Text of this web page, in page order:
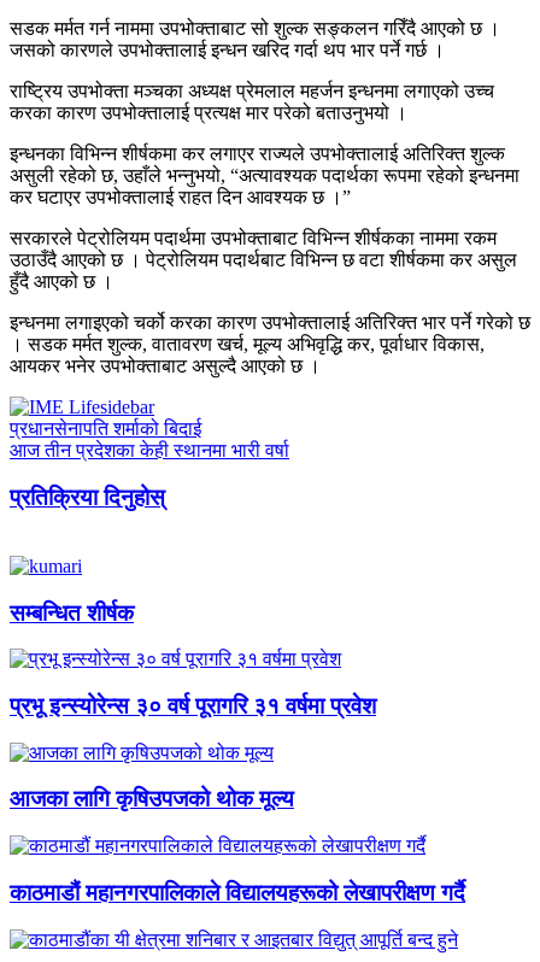
सडक मर्मत गर्न नाममा उपभोक्ताबाट सो शुल्क सङ्कलन गरिँदै आएको छ ।
जसको कारणले उपभोक्तालाई इन्धन खरिद गर्दा थप भार पर्ने गर्छ ।
राष्ट्रिय उपभोक्ता मञ्चका अध्यक्ष प्रेमलाल महर्जन इन्धनमा लगाएको उच्च
करका कारण उपभोक्तालाई प्रत्यक्ष मार परेको बताउनुभयो ।
इन्धनका विभिन्न शीर्षकमा कर लगाएर राज्यले उपभोक्तालाई अतिरिक्त शुल्क
असुली रहेको छ, उहाँले भन्नुभयो, “अत्यावश्यक पदार्थका रूपमा रहेको इन्धनमा
कर घटाएर उपभोक्तालाई राहत दिन आवश्यक छ ।”
सरकारले पेट्रोलियम पदार्थमा उपभोक्ताबाट विभिन्न शीर्षकका नाममा रकम
उठाउँदै आएको छ । पेट्रोलियम पदार्थबाट विभिन्न छ वटा शीर्षकमा कर असुल
हुँदै आएको छ ।
इन्धनमा लगाइएको चर्को करका कारण उपभोक्तालाई अतिरिक्त भार पर्ने गरेको छ
। सडक मर्मत शुल्क, वातावरण खर्च, मूल्य अभिवृद्धि कर, पूर्वाधार विकास,
आयकर भनेर उपभोक्ताबाट असुल्दै आएको छ ।
प्रधानसेनापति शर्माको बिदाई
आज तीन प्रदेशका केही स्थानमा भारी वर्षा
प्रतिक्रिया दिनुहोस्
सम्बन्धित शीर्षक
प्रभू इन्स्योरेन्स ३० वर्ष पूरागरि ३१ वर्षमा प्रवेश
आजका लागि कृषिउपजको थोक मूल्य
काठमाडौं महानगरपालिकाले विद्यालयहरूको लेखापरीक्षण गर्दै